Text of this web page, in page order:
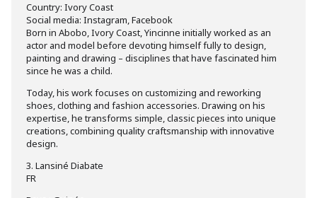
Country: Ivory Coast
Social media: Instagram, Facebook
Born in Abobo, Ivory Coast, Yincinne initially worked as an
actor and model before devoting himself fully to design,
painting and drawing – disciplines that have fascinated him
since he was a child.
Today, his work focuses on customizing and reworking
shoes, clothing and fashion accessories. Drawing on his
expertise, he transforms simple, classic pieces into unique
creations, combining quality craftsmanship with innovative
design.
3. Lansiné Diabate
FR